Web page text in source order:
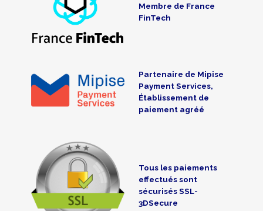
Membre de France
FinTech
Partenaire de Mipise
Payment Services,
Établissement de
paiement agréé
Tous les paiements
effectués sont
sécurisés SSL-
3DSecure